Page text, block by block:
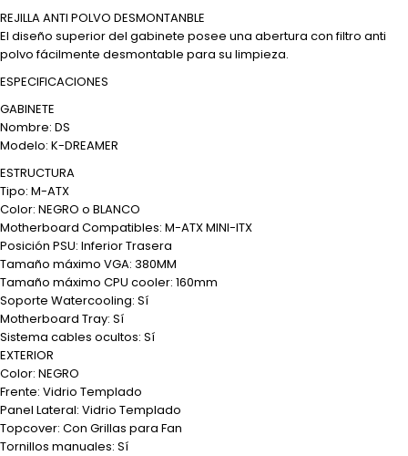
REJILLA ANTI POLVO DESMONTANBLE
El diseño superior del gabinete posee una abertura con filtro anti
polvo fácilmente desmontable para su limpieza.
ESPECIFICACIONES
GABINETE
Nombre: DS
Modelo: K-DREAMER
ESTRUCTURA
Tipo: M-ATX
Color: NEGRO o BLANCO
Motherboard Compatibles: M-ATX MINI-ITX
Posición PSU: Inferior Trasera
Tamaño máximo VGA: 380MM
Tamaño máximo CPU cooler: 160mm
Soporte Watercooling: Sí
Motherboard Tray: Sí
Sistema cables ocultos: Sí
EXTERIOR
Color: NEGRO
Frente: Vidrio Templado
Panel Lateral: Vidrio Templado
Topcover: Con Grillas para Fan
Tornillos manuales: Sí